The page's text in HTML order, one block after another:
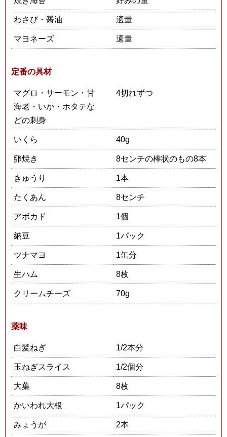
わさび・醤油 適量
マヨネーズ 適量
定番の具材
マグロ・サーモン・甘
海老・いか・ホタテな
どの刺身
4切れずつ
いくら 40g
卵焼き 8センチの棒状のもの8本
きゅうり 1本
たくあん 8センチ
アボカド 1個
納豆 1パック
ツナマヨ 1缶分
生ハム 8枚
クリームチーズ 70g
薬味
白髪ねぎ 1/2本分
玉ねぎスライス 1/2個分
大葉 8枚
かいわれ大根 1パック
みょうが 2本